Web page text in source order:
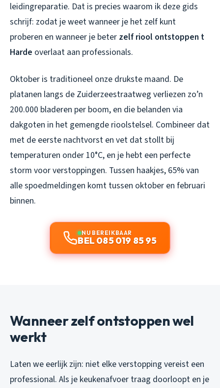
leidingreparatie. Dat is precies waarom ik deze gids
schrijf: zodat je weet wanneer je het zelf kunt
proberen en wanneer je beter zelf riool ontstoppen t
Harde overlaat aan professionals.
Oktober is traditioneel onze drukste maand. De
platanen langs de Zuiderzeestraatweg verliezen zo’n
200.000 bladeren per boom, en die belanden via
dakgoten in het gemengde rioolstelsel. Combineer dat
met de eerste nachtvorst en vet dat stollt bij
temperaturen onder 10°C, en je hebt een perfecte
storm voor verstoppingen. Tussen haakjes, 65% van
alle spoedmeldingen komt tussen oktober en februari
binnen.
NU BEREIKBAAR
BEL 085 019 85 95
Wanneer zelf ontstoppen wel
werkt
Laten we eerlijk zijn: niet elke verstopping vereist een
professional. Als je keukenafvoer traag doorloopt en je